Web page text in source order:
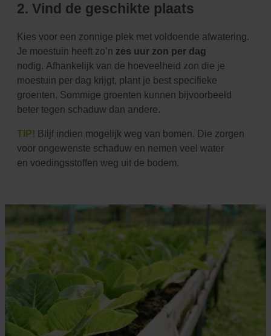
2. Vind de geschikte plaats
Kies voor een zonnige plek met voldoende afwatering.
Je moestuin heeft zo’n zes uur zon per dag
nodig. Afhankelijk van de hoeveelheid zon die je
moestuin per dag krijgt, plant je best specifieke
groenten. Sommige groenten kunnen bijvoorbeeld
beter tegen schaduw dan andere.
TIP! Blijf indien mogelijk weg van bomen. Die zorgen
voor ongewenste schaduw en nemen veel water
en voedingsstoffen weg uit de bodem.